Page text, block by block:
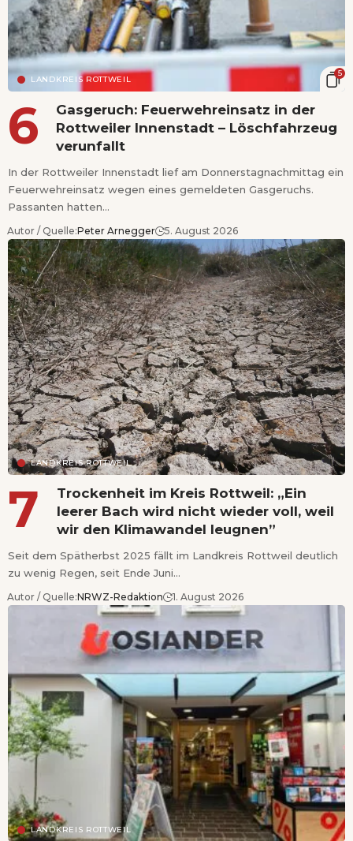
5
LANDKREIS ROTTWEIL
Gasgeruch: Feuerwehreinsatz in der
Rottweiler Innenstadt – Löschfahrzeug
verunfallt
In der Rottweiler Innenstadt lief am Donnerstagnachmittag ein
Feuerwehreinsatz wegen eines gemeldeten Gasgeruchs.
Passanten hatten…
Autor / Quelle:Peter Arnegger 5. August 2026
LANDKREIS ROTTWEIL
Trockenheit im Kreis Rottweil: „Ein
leerer Bach wird nicht wieder voll, weil
wir den Klimawandel leugnen”
Seit dem Spätherbst 2025 fällt im Landkreis Rottweil deutlich
zu wenig Regen, seit Ende Juni…
Autor / Quelle:NRWZ-Redaktion 1. August 2026
LANDKREIS ROTTWEIL